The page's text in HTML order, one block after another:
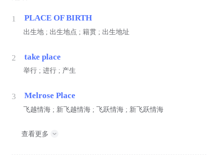
1 PLACE OF BIRTH
出生地 ; 出生地点 ; 籍贯 ; 出生地址
2 take place
举行 ; 进行 ; 产生
3 Melrose Place
飞越情海 ; 新飞越情海 ; 飞跃情海 ; 新飞跃情海
查看更多